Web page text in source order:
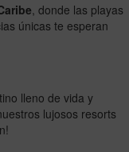
, donde las playas
únicas te esperan
lleno de vida y
lujosos resorts